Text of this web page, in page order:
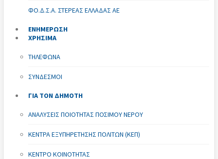
ΦΟ.Δ.Σ.Α. ΣΤΕΡΕΆΣ ΕΛΛΆΔΑΣ ΑΕ
ΕΝΗΜΕΡΩΣΗ
ΧΡΗΣΙΜΑ
ΤΗΛΈΦΩΝΑ
ΣΎΝΔΕΣΜΟΙ
ΓΙΑ ΤΟΝ ΔΗΜΟΤΗ
ΑΝΑΛΎΣΕΙΣ ΠΟΙΌΤΗΤΑΣ ΠΌΣΙΜΟΥ ΝΕΡΟΎ
ΚΈΝΤΡΑ ΕΞΥΠΗΡΈΤΗΣΗΣ ΠΟΛΙΤΏΝ (ΚΕΠ)
ΚΈΝΤΡΟ ΚΟΙΝΌΤΗΤΑΣ